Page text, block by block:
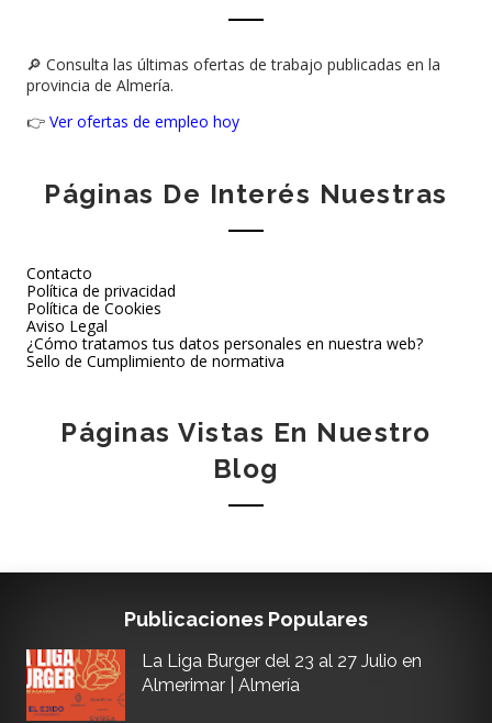
🔎 Consulta las últimas ofertas de trabajo publicadas en la
provincia de Almería.
👉 Ver ofertas de empleo hoy
Páginas De Interés Nuestras
Contacto
Política de privacidad
Política de Cookies
Aviso Legal
¿Cómo tratamos tus datos personales en nuestra web?
Sello de Cumplimiento de normativa
Páginas Vistas En Nuestro
Blog
Publicaciones Populares
La Liga Burger del 23 al 27 Julio en
Almerimar | Almería